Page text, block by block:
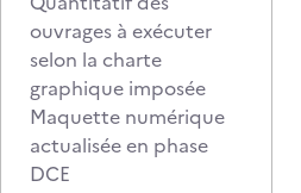
ouvrages à exécuter
selon la charte
graphique imposée
Maquette numérique
actualisée en phase
DCE